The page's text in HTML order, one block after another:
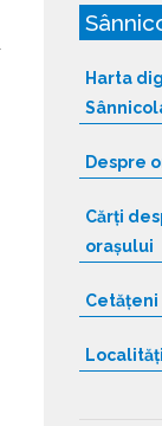
Harta
Despre
Cărți
orașului